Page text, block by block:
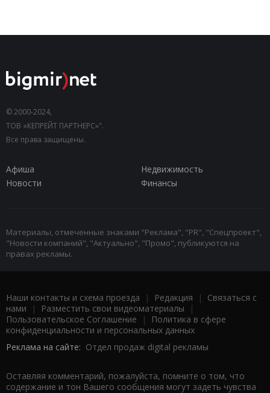
© 2000-2024,
ТОВ «КЕПРЕЙТ ПАРТНЕРС»".
Все права защищены.
Афиша
Недвижимость
Новости
Финансы
Материалы, отмеченные знаками "Реклама", "PR", "Спецпроект",
"Новости компаний", "Актуально", "Промо", публикуются на
правах рекламы.
Наши контакты и схема проезда | Редакция | Связаться с
нами | Разместить свои видеоматериалы |
Пользовательское Соглашение |
Политика в сфере
конфиденциальности и персональных данных
Реклама на сайте: Отдел продаж digital рекламы
Оставляя комментарий, пожалуйста, помните о том, что
содержание и тон Вашего сообщения могут задеть чувства